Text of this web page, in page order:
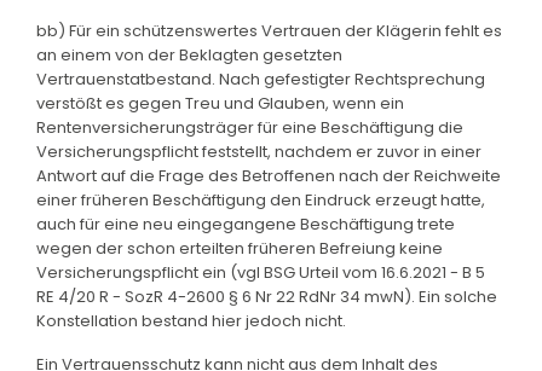
bb) Für ein schützenswertes Vertrauen der Klägerin fehlt es
an einem von der Beklagten gesetzten
Vertrauenstatbestand. Nach gefestigter Rechtsprechung
verstößt es gegen Treu und Glauben, wenn ein
Rentenversicherungsträger für eine Beschäftigung die
Versicherungspflicht feststellt, nachdem er zuvor in einer
Antwort auf die Frage des Betroffenen nach der Reichweite
einer früheren Beschäftigung den Eindruck erzeugt hatte,
auch für eine neu eingegangene Beschäftigung trete
wegen der schon erteilten früheren Befreiung keine
Versicherungspflicht ein (vgl BSG Urteil vom 16.6.2021 - B 5
RE 4/20 R - SozR 4-2600 § 6 Nr 22 RdNr 34 mwN). Ein solche
Konstellation bestand hier jedoch nicht.
Ein Vertrauensschutz kann nicht aus dem Inhalt des